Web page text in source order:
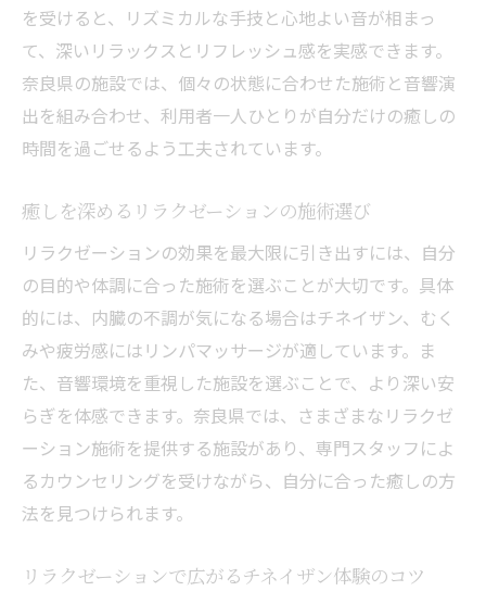
を受けると、リズミカルな手技と心地よい音が相まっ
て、深いリラックスとリフレッシュ感を実感できます。
奈良県の施設では、個々の状態に合わせた施術と音響演
出を組み合わせ、利用者一人ひとりが自分だけの癒しの
時間を過ごせるよう工夫されています。
癒しを深めるリラクゼーションの施術選び
リラクゼーションの効果を最大限に引き出すには、自分
の目的や体調に合った施術を選ぶことが大切です。具体
的には、内臓の不調が気になる場合はチネイザン、むく
みや疲労感にはリンパマッサージが適しています。ま
た、音響環境を重視した施設を選ぶことで、より深い安
らぎを体感できます。奈良県では、さまざまなリラクゼ
ーション施術を提供する施設があり、専門スタッフによ
るカウンセリングを受けながら、自分に合った癒しの方
法を見つけられます。
リラクゼーションで広がるチネイザン体験のコツ